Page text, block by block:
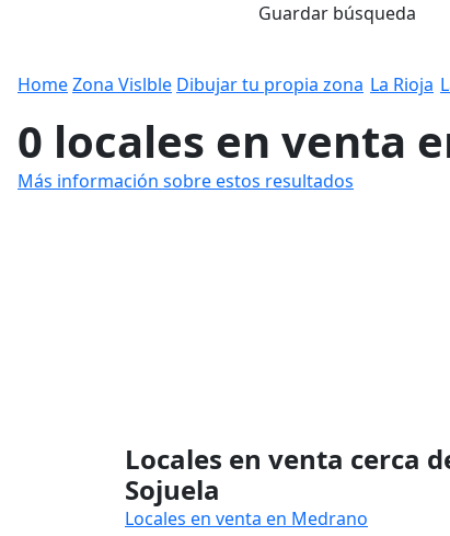
Guardar búsqueda
HomeZona Vislble Dibujar tu propia zona La Rioja
0 locales en venta
Más información sobre estos resultados
Locales en venta cerca
Sojuela
Locales en venta en Medrano